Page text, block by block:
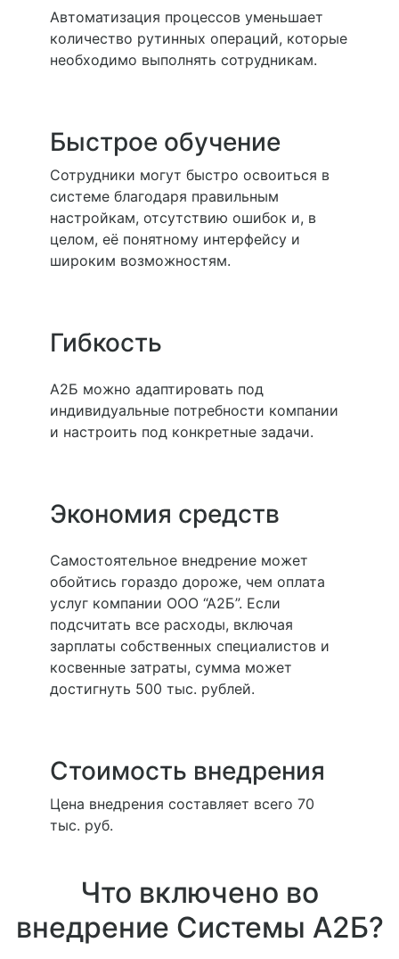
Автоматизация процессов уменьшает
количество рутинных операций, которые
необходимо выполнять сотрудникам.
Быстрое обучение
Сотрудники могут быстро освоиться в
системе благодаря правильным
настройкам, отсутствию ошибок и, в
целом, её понятному интерфейсу и
широким возможностям.
Гибкость
А2Б можно адаптировать под
индивидуальные потребности компании
и настроить под конкретные задачи.
Экономия средств
Самостоятельное внедрение может
обойтись гораздо дороже, чем оплата
услуг компании ООО “А2Б”. Если
подсчитать все расходы, включая
зарплаты собственных специалистов и
косвенные затраты, сумма может
достигнуть 500 тыс. рублей.
Стоимость внедрения
Цена внедрения составляет всего 70
тыс. руб.
Что включено во
внедрение Системы А2Б?